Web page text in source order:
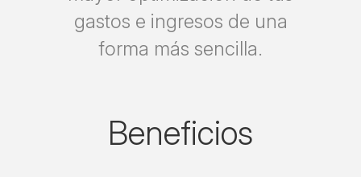
gastos e ingresos de una
forma más sencilla.
Beneficios